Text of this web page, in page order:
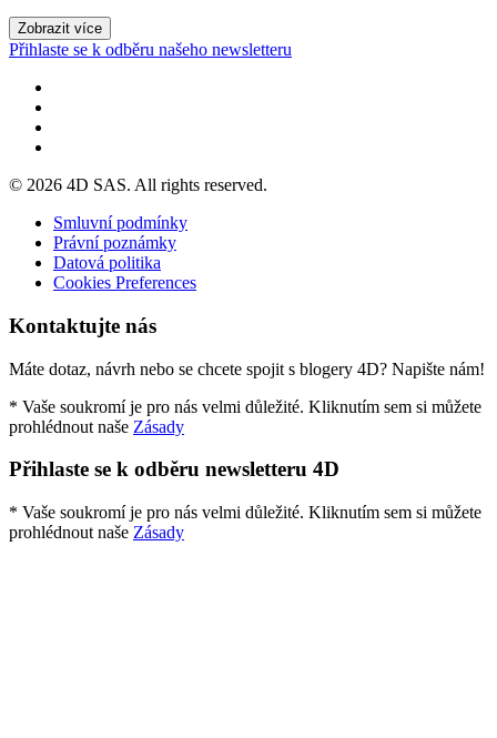
Zobrazit více
Přihlaste se k odběru našeho newsletteru
© 2026 4D SAS. All rights reserved.
Smluvní podmínky
Právní poznámky
Datová politika
Cookies Preferences
Kontaktujte nás
Máte dotaz, návrh nebo se chcete spojit s blogery 4D? Napište nám!
* Vaše soukromí je pro nás velmi důležité. Kliknutím sem si můžete
prohlédnout naše Zásady
Přihlaste se k odběru newsletteru 4D
* Vaše soukromí je pro nás velmi důležité. Kliknutím sem si můžete
prohlédnout naše Zásady